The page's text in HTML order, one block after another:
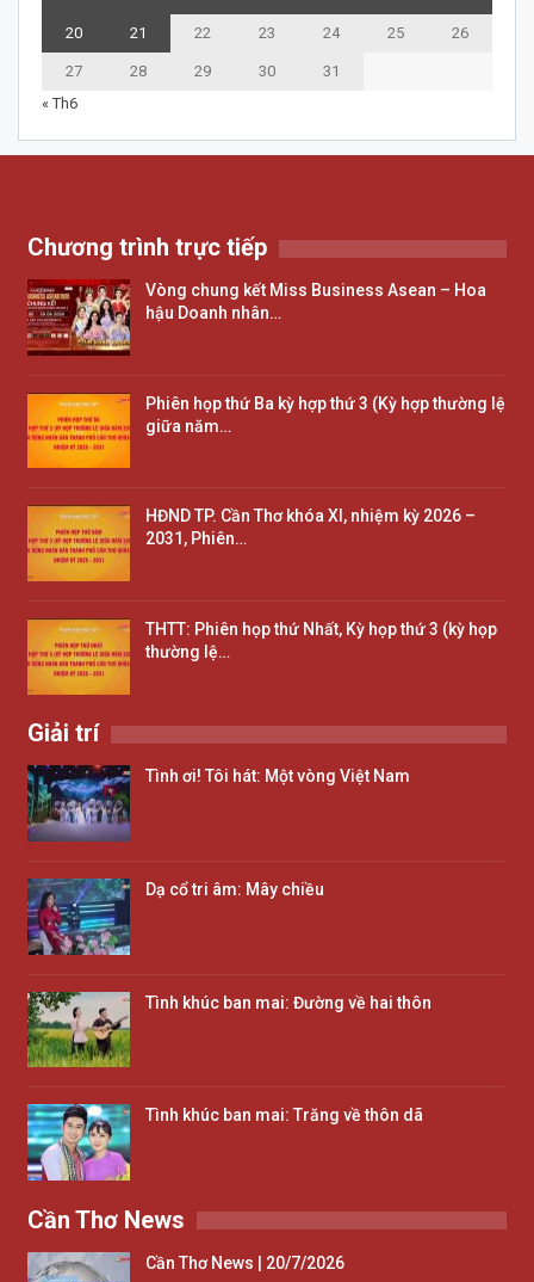
20 21 22 23 24 25 26
27 28 29 30
31
« Th6
Chương trình trực tiếp
Vòng chung kết Miss Business Asean – Hoa
hậu Doanh nhân…
Phiên họp thứ Ba kỳ hợp thứ 3 (Kỳ hợp thường lệ
giữa năm…
HĐND TP. Cần Thơ khóa XI, nhiệm kỳ 2026 –
2031, Phiên…
THTT: Phiên họp thứ Nhất, Kỳ họp thứ 3 (kỳ họp
thường lệ…
Giải trí
Tình ơi! Tôi hát: Một vòng Việt Nam
Dạ cổ tri âm: Mây chiều
Tình khúc ban mai: Đường về hai thôn
Tình khúc ban mai: Trăng về thôn dã
Cần Thơ News
Cần Thơ News | 20/7/2026